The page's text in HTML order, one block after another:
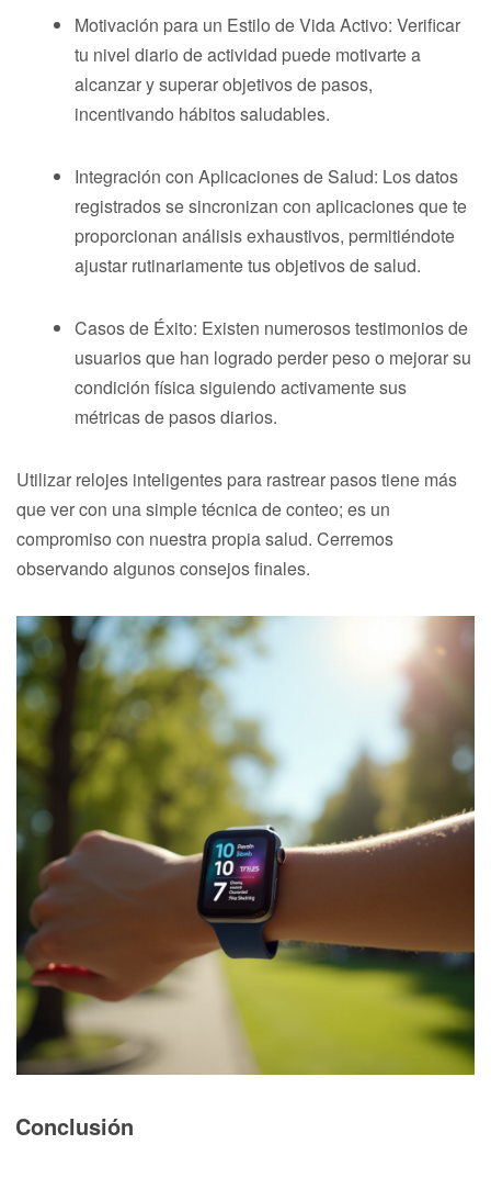
Motivación para un Estilo de Vida Activo: Verificar
tu nivel diario de actividad puede motivarte a
alcanzar y superar objetivos de pasos,
incentivando hábitos saludables.
Integración con Aplicaciones de Salud: Los datos
registrados se sincronizan con aplicaciones que te
proporcionan análisis exhaustivos, permitiéndote
ajustar rutinariamente tus objetivos de salud.
Casos de Éxito: Existen numerosos testimonios de
usuarios que han logrado perder peso o mejorar su
condición física siguiendo activamente sus
métricas de pasos diarios.
Utilizar relojes inteligentes para rastrear pasos tiene más
que ver con una simple técnica de conteo; es un
compromiso con nuestra propia salud. Cerremos
observando algunos consejos finales.
Conclusión